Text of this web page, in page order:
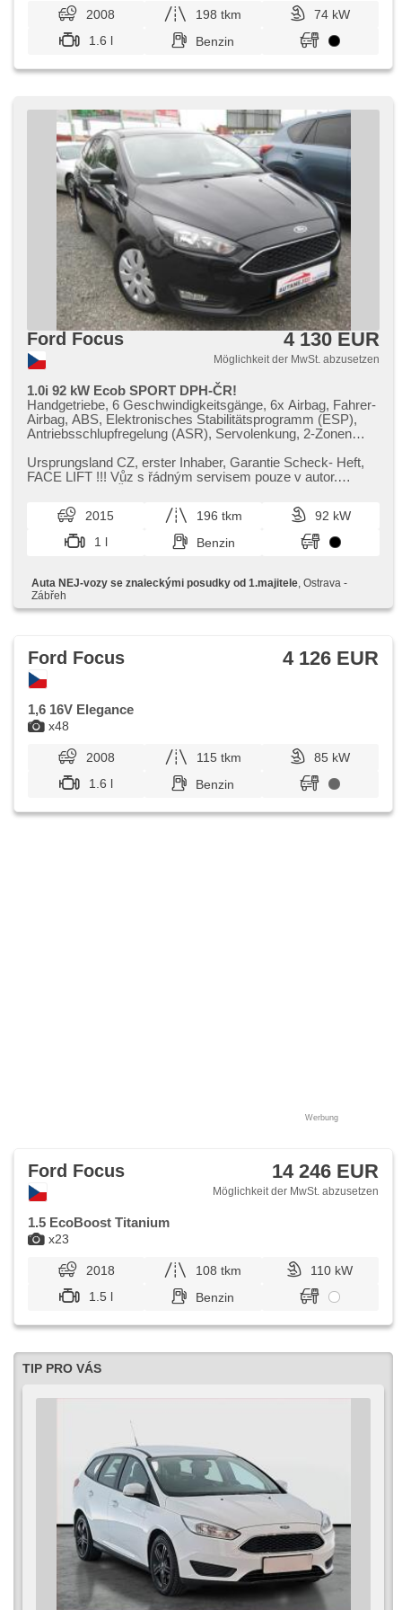
2008 198 tkm
74 kW
1.6 l
Benzin
Ford Focus 4 130 EUR
Möglichkeit der MwSt. abzusetzen
1.0i 92 kW Ecob SPORT DPH-ČR!
Handgetriebe, 6 Geschwindigkeitsgänge, 6x Airbag, Fahrer-
Airbag, ABS, Elektronisches Stabilitätsprogramm (ESP),
Antriebsschlupfregelung (ASR), Servolenkung, 2-Zonen
'EURO VI', Bordcomputer, Lenkrad einstellbar,
Multifunktionslenkrad, Beifahrerairbagdeaktivierung, hands
Wegfahrsperre, Fensterkodierung, Zentralverriegelung mit
Funkfernbedienung, isofix, höheneinstellbare Sitze,
Positionssitze, Reifendrucksensor, autom. Aktivation der
Warnflutlicht, Nebelscheinwerfer, USB, Autoradio, CD-
Teilbare Rücksitzbank, Heckscheibenwischer, Getönte
Scheiben, zatmavená zadní skla, Längssitzvorschub,
Ausziehbare Kopflehnen
Ursprungsland CZ,​ erster Inhaber,​ Garantie Scheck​- Heft,​
FACE LIFT !!! Vůz s řádným servisem pouze v autor.
2015 196 tkm
92 kW
1 l
Benzin
Auta NEJ-vozy se znaleckými posudky od 1.majitele , Ostrava -
Zábřeh
x48
Ford Focus 4 126 EUR
1,6 16V Elegance
2008 115 tkm
85 kW
1.6 l
Benzin
Werbung
x23
Ford Focus 14 246 EUR
Möglichkeit der MwSt. abzusetzen
1.5 EcoBoost Titanium
2018 108 tkm
110 kW
1.5 l
Benzin
TIP PRO VÁS